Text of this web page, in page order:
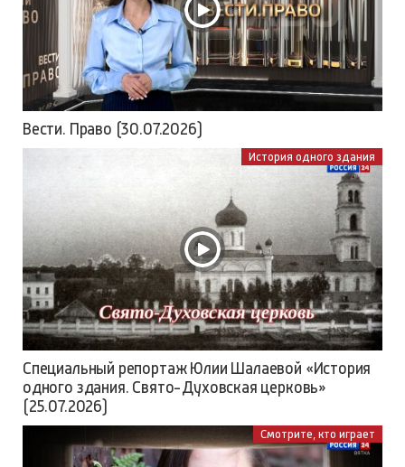
Вести. Право (30.07.2026)
История одного здания
Специальный репортаж Юлии Шалаевой «История
одного здания. Свято-Духовская церковь»
(25.07.2026)
Смотрите, кто играет